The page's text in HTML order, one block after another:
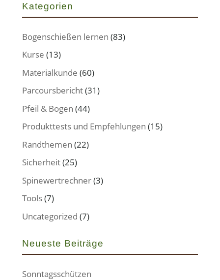
Kategorien
Bogenschießen lernen (83)
Kurse (13)
Materialkunde (60)
Parcoursbericht(31)
Pfeil & Bogen (44)
Produkttests und Empfehlungen (15)
Randthemen (22)
Sicherheit(25)
Spinewertrechner(3)
Tools(7)
Uncategorized (7)
Neueste Beiträge
Sonntagsschützen